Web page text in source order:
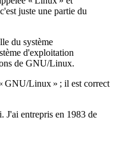
juste une partie du
du système
d'exploitation
de GNU/Linux.
GNU/Linux » ; il est correct
J'ai entrepris en 1983 de